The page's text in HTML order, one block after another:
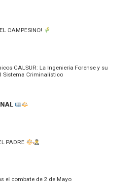
CAMPESINO!
CALSUR: La Ingeniería Forense y su
Sistema Criminalístico
PADRE
el combate de 2 de Mayo